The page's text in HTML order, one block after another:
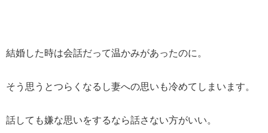
結婚した時は会話だって温かみがあったのに。
そう思うとつらくなるし妻への思いも冷めてしまいます。
話しても嫌な思いをするなら話さない方がいい。